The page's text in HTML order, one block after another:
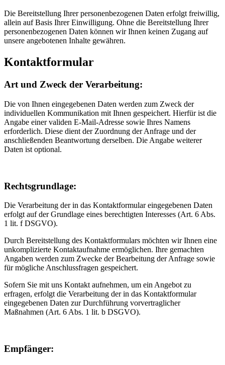
Die Bereitstellung Ihrer personenbezogenen Daten erfolgt freiwillig,
allein auf Basis Ihrer Einwilligung. Ohne die Bereitstellung Ihrer
personenbezogenen Daten können wir Ihnen keinen Zugang auf
unsere angebotenen Inhalte gewähren.
Kontaktformular
Art und Zweck der Verarbeitung:
Die von Ihnen eingegebenen Daten werden zum Zweck der
individuellen Kommunikation mit Ihnen gespeichert. Hierfür ist die
Angabe einer validen E-Mail-Adresse sowie Ihres Namens
erforderlich. Diese dient der Zuordnung der Anfrage und der
anschließenden Beantwortung derselben. Die Angabe weiterer
Daten ist optional.
Rechtsgrundlage:
Die Verarbeitung der in das Kontaktformular eingegebenen Daten
erfolgt auf der Grundlage eines berechtigten Interesses (Art. 6 Abs.
1 lit. f DSGVO).
Durch Bereitstellung des Kontaktformulars möchten wir Ihnen eine
unkomplizierte Kontaktaufnahme ermöglichen. Ihre gemachten
Angaben werden zum Zwecke der Bearbeitung der Anfrage sowie
für mögliche Anschlussfragen gespeichert.
Sofern Sie mit uns Kontakt aufnehmen, um ein Angebot zu
erfragen, erfolgt die Verarbeitung der in das Kontaktformular
eingegebenen Daten zur Durchführung vorvertraglicher
Maßnahmen (Art. 6 Abs. 1 lit. b DSGVO).
Empfänger: